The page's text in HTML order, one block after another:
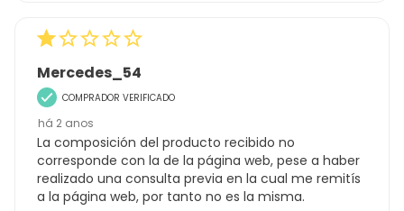
Mercedes_54
COMPRADOR VERIFICADO
há 2 anos
La composición del producto recibido no
corresponde con la de la página web, pese a haber
realizado una consulta previa en la cual me remitís
a la página web, por tanto no es la misma.